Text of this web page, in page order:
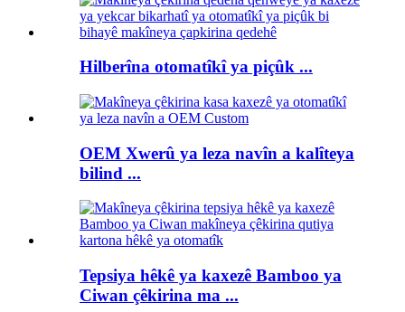
Hilberîna otomatîkî ya piçûk ...
OEM Xwerû ya leza navîn a kalîteya
bilind ...
Tepsiya hêkê ya kaxezê Bamboo ya
Ciwan çêkirina ma ...